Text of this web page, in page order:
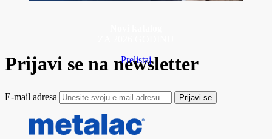
Prelistaj
Prijavi se na newsletter
E-mail adresa Prijavi se